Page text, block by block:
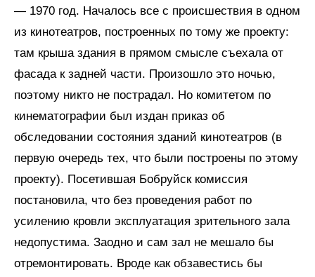
— 1970 год. Началось все с происшествия в одном
из кинотеатров, построенных по тому же проекту:
там крыша здания в прямом смысле съехала от
фасада к задней части. Произошло это ночью,
поэтому никто не пострадал. Но комитетом по
кинематографии был издан приказ об
обследовании состояния зданий кинотеатров (в
первую очередь тех, что были построены по этому
проекту). Посетившая Бобруйск комиссия
постановила, что без проведения работ по
усилению кровли эксплуатация зрительного зала
недопустима. Заодно и сам зал не мешало бы
отремонтировать. Вроде как обзавестись бы